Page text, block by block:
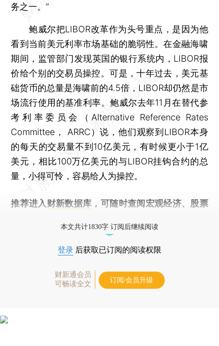
务之一。”
鲍威尔把LIBOR改革作为头号重点，是因为他
看到当前美元利率市场基础的脆弱性。在金融海啸
期间，监管部门发现英国的银行系统内，LIBOR报
价给个别的交易员操控。可是，十年过去，美元基
础货币的总量是海啸前的4.5倍，LIBOR却仍然是市
场流行使用的基准利率。鲍威尔去年11月在替代参
考利率委员会（Alternative Reference Rates
Committee， ARRC）说，他们观察到LIBOR本身
的每天的交易量不到10亿美元，有时候更小于1亿
美元，相比100万亿美元的与LIBOR挂钩合约的总
量，小得可怜，容易给人为操控。
推荐进入 财新数据库 ，可随时查阅宏观经济、股票
本文共计1830字 订阅后继续阅读
登录 后获取已订阅的阅读权限
财新通会员
可畅读全文
订阅/会员升级